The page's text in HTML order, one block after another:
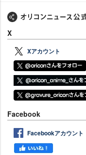
X
Xアカウント
Facebook
Facebookアカウント